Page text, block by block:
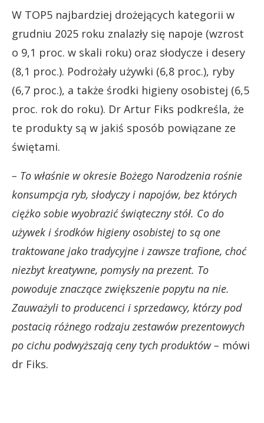
W TOP5 najbardziej drożejących kategorii w
grudniu 2025 roku znalazły się napoje (wzrost
o 9,1 proc. w skali roku) oraz słodycze i desery
(8,1 proc.). Podrożały używki (6,8 proc.), ryby
(6,7 proc.), a także środki higieny osobistej (6,5
proc. rok do roku). Dr Artur Fiks podkreśla, że
te produkty są w jakiś sposób powiązane ze
świętami.
– To właśnie w okresie Bożego Narodzenia rośnie
konsumpcja ryb, słodyczy i napojów, bez których
ciężko sobie wyobrazić świąteczny stół. Co do
używek i środków higieny osobistej to są one
traktowane jako tradycyjne i zawsze trafione, choć
niezbyt kreatywne, pomysły na prezent. To
powoduje znaczące zwiększenie popytu na nie.
Zauważyli to producenci i sprzedawcy, którzy pod
postacią różnego rodzaju zestawów prezentowych
po cichu podwyższają ceny tych produktów – mówi
dr Fiks.